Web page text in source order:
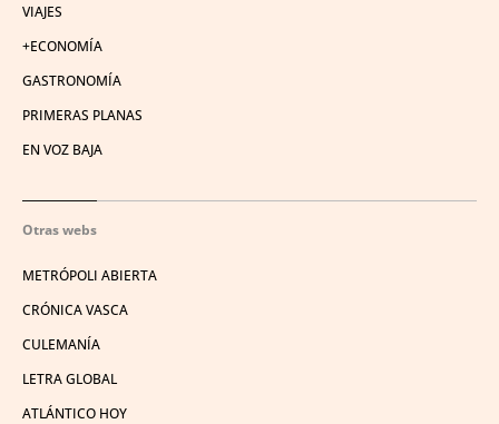
VIAJES
+ECONOMÍA
GASTRONOMÍA
PRIMERAS PLANAS
EN VOZ BAJA
Otras webs
METRÓPOLI ABIERTA
CRÓNICA VASCA
CULEMANÍA
LETRA GLOBAL
ATLÁNTICO HOY